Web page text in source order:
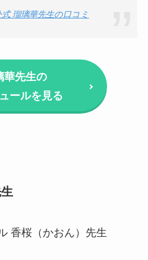
瑠璃華先生の口コミ
華先生の
ールを見る